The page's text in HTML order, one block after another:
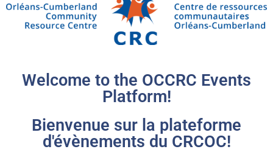
Welcome to the OCCRC Events
Platform!
Bienvenue sur la plateforme
d'évènements du CRCOC!